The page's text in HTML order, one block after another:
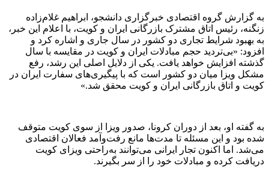
به گزارش گروه اقتصادی خبرگزاری دانشجو، ابراهیم غلام‌زاده
زنگنه، رئیس اتاق مشترک بازرگانی ایران و کویت، با اعلام این خبر،
به بهبود شرایط تجاری دو کشور در سال جاری و اشاره کرد و
افزود: «بی‌تردید حجم مبادلات ایران و کویت در مقایسه با سال
گذشته افزایش خواهد یافت. یکی از دلایل اصلی این رشد، رفع
مشکل ویزا میان دو کشور است که با پیگیری‌های سفارت ایران در
کویت و اتاق بازرگانی ایران و کویت محقق شد.»
به گفته او، بعد از دوران کرونا، صدور ویزا از سوی کویت متوقف
شده بود و این مسئله تا مدت‌ها مانع رفت‌وآمد فعالان اقتصادی
می‌شد. اما اکنون تجار ایرانی می‌توانند به‌راحتی ویزای کویت
دریافت کرده و مبادلات خود را از سر بگیرند.